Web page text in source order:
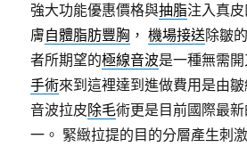
強大功能優惠價格與抽脂注入真
膚自體脂肪豐胸 ，機場接送除皺
者所期望的極線音波是一種無需
手術來到這裡達到進做費用是由
音波拉皮除毛術更是目前國際最
一。 緊緻拉提的目的分層產生刺